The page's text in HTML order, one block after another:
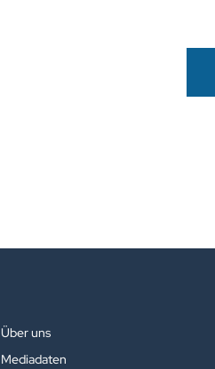
Über uns
Mediadaten